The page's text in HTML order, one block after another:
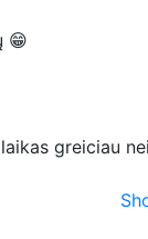
😁
greiciau